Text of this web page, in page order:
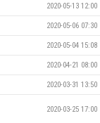
2020-05-13 12:00
2020-05-06 07:30
2020-05-04 15:08
2020-04-21 08:00
2020-03-31 13:50
2020-03-25 17:00